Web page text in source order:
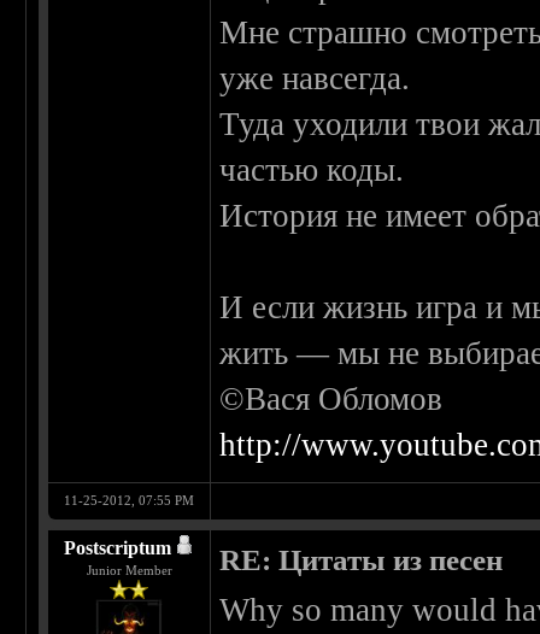
Мне страшно
уже навсегда.
Туда уходили твои
частью коды.
История не имеет
И если жизнь игра и
жить — мы не
©Вася Обломов
http://
11-25-2012, 07:55 PM
Postscriptum
Junior Member RE: Цитаты из песен
Why so many would